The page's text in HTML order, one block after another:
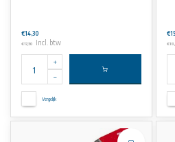
€14,30
€17,30 Incl. btw
Vergelijk